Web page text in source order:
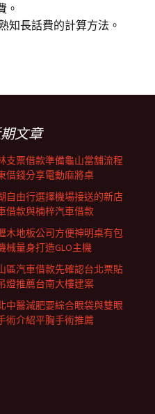
。
知長話費的計算方法。
文章
支票借款準備龜山當舖流程
借錢分享電動麻將桌
自由行選擇機場接送的新店
借款與楠梓汽車借款
木地板公司方便神明桌有包
械量身打造GLO主機
區汽車借款先確認台北票貼
燈推薦台南大樓建案
中醫減肥要綜合眼袋與雙眼
術介紹平胸手術推薦